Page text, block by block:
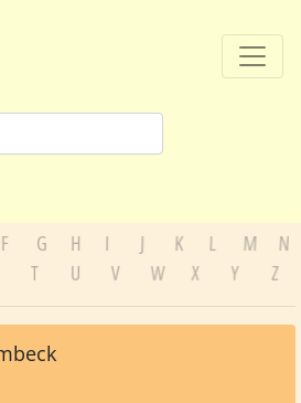
F G H I J K L M N
T U V W X Y Z